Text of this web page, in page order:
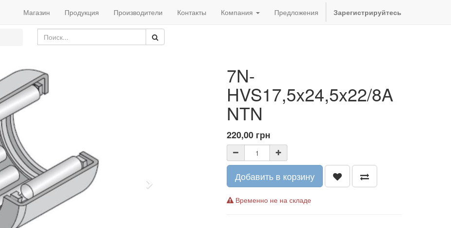
Магазин Продукция Производители Контакты Компания Предложения Зарегистрируйтесь
Next
7N-
HVS17,5x24,5x22/8A
NTN
220,00 грн
Добавить в корзину
Временно не на складе